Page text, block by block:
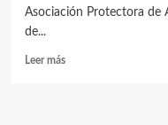
Asociación Protectora de
de...
Leer más